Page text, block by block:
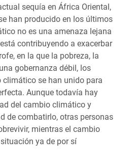
sequía en África Oriental,
han producido en los últimos
no es una amenaza lejana
contribuyendo a exacerbar
en la que la pobreza, la
gobernanza débil, los
se han unido para
Aunque todavía hay
del cambio climático y
de combatirlo, otras personas
mientras el cambio
ya de por sí